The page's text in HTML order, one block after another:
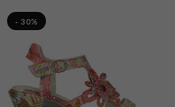
- 30%